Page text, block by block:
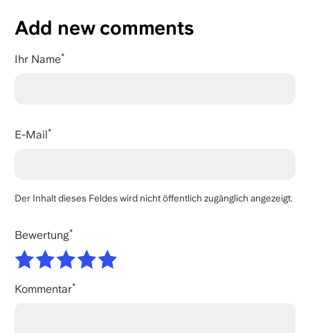
Add new comments
Ihr Name
E-Mail
Der Inhalt dieses Feldes wird nicht öffentlich zugänglich angezeigt.
Bewertung
Kommentar